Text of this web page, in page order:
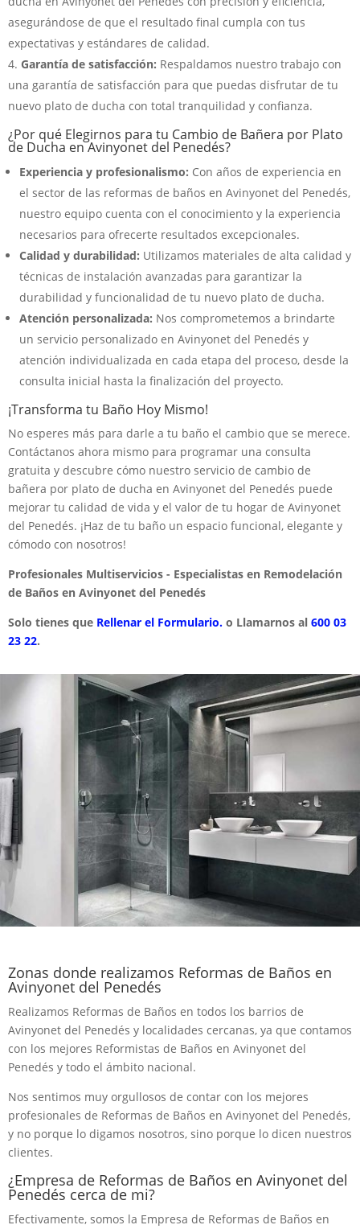
asegurándose de que el resultado final cumpla con tus
expectativas y estándares de calidad.
Garantía de satisfacción: Respaldamos nuestro trabajo con
una garantía de satisfacción para que puedas disfrutar de tu
nuevo plato de ducha con total tranquilidad y confianza.
¿Por qué Elegirnos para tu Cambio de Bañera por Plato
de Ducha en Avinyonet del Penedés?
Experiencia y profesionalismo: Con años de experiencia en
el sector de las reformas de baños en Avinyonet del Penedés,
nuestro equipo cuenta con el conocimiento y la experiencia
necesarios para ofrecerte resultados excepcionales.
Calidad y durabilidad: Utilizamos materiales de alta calidad y
técnicas de instalación avanzadas para garantizar la
durabilidad y funcionalidad de tu nuevo plato de ducha.
Atención personalizada: Nos comprometemos a brindarte
un servicio personalizado en Avinyonet del Penedés y
atención individualizada en cada etapa del proceso, desde la
consulta inicial hasta la finalización del proyecto.
¡Transforma tu Baño Hoy Mismo!
No esperes más para darle a tu baño el cambio que se merece.
Contáctanos ahora mismo para programar una consulta
gratuita y descubre cómo nuestro servicio de cambio de
bañera por plato de ducha en Avinyonet del Penedés puede
mejorar tu calidad de vida y el valor de tu hogar de Avinyonet
del Penedés. ¡Haz de tu baño un espacio funcional, elegante y
cómodo con nosotros!
Profesionales Multiservicios - Especialistas en Remodelación
de Baños en Avinyonet del Penedés
Solo tienes que Rellenar el Formulario. o Llamarnos al 600 03
23 22.
Zonas donde realizamos Reformas de Baños en
Avinyonet del Penedés
Realizamos Reformas de Baños en todos los barrios de
Avinyonet del Penedés y localidades cercanas, ya que contamos
con los mejores Reformistas de Baños en Avinyonet del
Penedés y todo el ámbito nacional.
Nos sentimos muy orgullosos de contar con los mejores
profesionales de Reformas de Baños en Avinyonet del Penedés,
y no porque lo digamos nosotros, sino porque lo dicen nuestros
clientes.
¿Empresa de Reformas de Baños en Avinyonet del
Penedés cerca de mi?
Efectivamente, somos la Empresa de Reformas de Baños en